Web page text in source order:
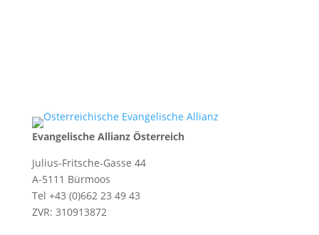
Evangelische Allianz Österreich
Julius-Fritsche-Gasse 44
A-5111 Bürmoos
Tel +43 (0)662 23 49 43
ZVR: 310913872